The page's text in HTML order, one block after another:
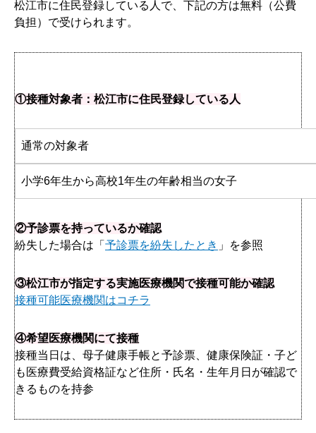
松江市に住民登録している人で、下記の方は無料（公費
負担）で受けられます。
①接種対象者：松江市に住民登録している人
通常の対象者
小学6年生から高校1年生の年齢相当の女子
②予診票を持っているか確認
紛失した場合は「 予診票を紛失したとき 」を参照
③松江市が指定する実施医療機関で接種可能か確認
接種可能医療機関はコチラ
④希望医療機関にて接種
接種当日は、母子健康手帳と予診票、健康保険証・子ど
も医療費受給資格証など住所・氏名・生年月日が確認で
きるものを持参